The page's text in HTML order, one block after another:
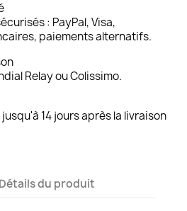
: PayPal, Visa,
paiements alternatifs.
Relay ou Colissimo.
14 jours après la livraison
Détails du produit